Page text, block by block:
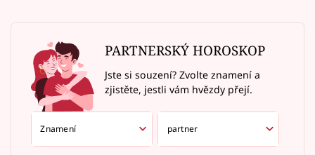
PARTNERSKÝ HOROSKOP
Jste si souzení? Zvolte znamení a
zjistěte, jestli vám hvězdy přejí.